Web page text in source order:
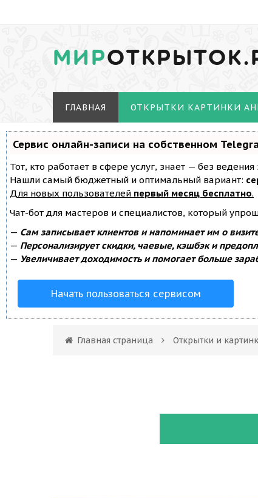
МИР
ГЛАВНАЯ ОТКРЫТКИ КАРТИНКИ
Сервис онлайн-записи на собственном
Тот, кто работает в сфере услуг, знает — без
Нашли самый бюджетный и оптимальный вариант:
Для новых пользователей первый месяц бесплатно.
Чат-бот для мастеров и специалистов, который
— Сам записывает клиентов и напоминает им о
— Персонализирует скидки, чаевые, кэшбэк и
— Увеличивает доходимость и помогает больше
Начать пользоваться сервисом
Главная страница Открытки и